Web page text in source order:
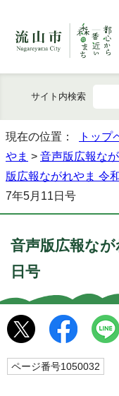
サイト内検索
現在の位置： トップ
やま > 音声版広報な
版広報ながれやま 令
7年5月11日号
音声版広報な
日号
ページ番号1050032